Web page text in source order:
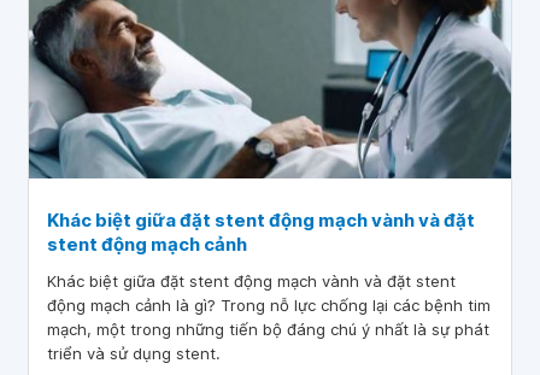
Khác biệt giữa đặt stent động mạch vành và đặt
stent động mạch cảnh
Khác biệt giữa đặt stent động mạch vành và đặt stent
động mạch cảnh là gì? Trong nỗ lực chống lại các bệnh tim
mạch, một trong những tiến bộ đáng chú ý nhất là sự phát
triển và sử dụng stent.